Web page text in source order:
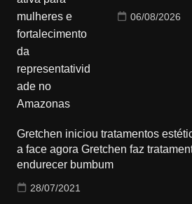
06/08/2026
Gretchen iniciou tratamentos
a face agora Gretchen faz
endurecer bumbum
28/07/2021